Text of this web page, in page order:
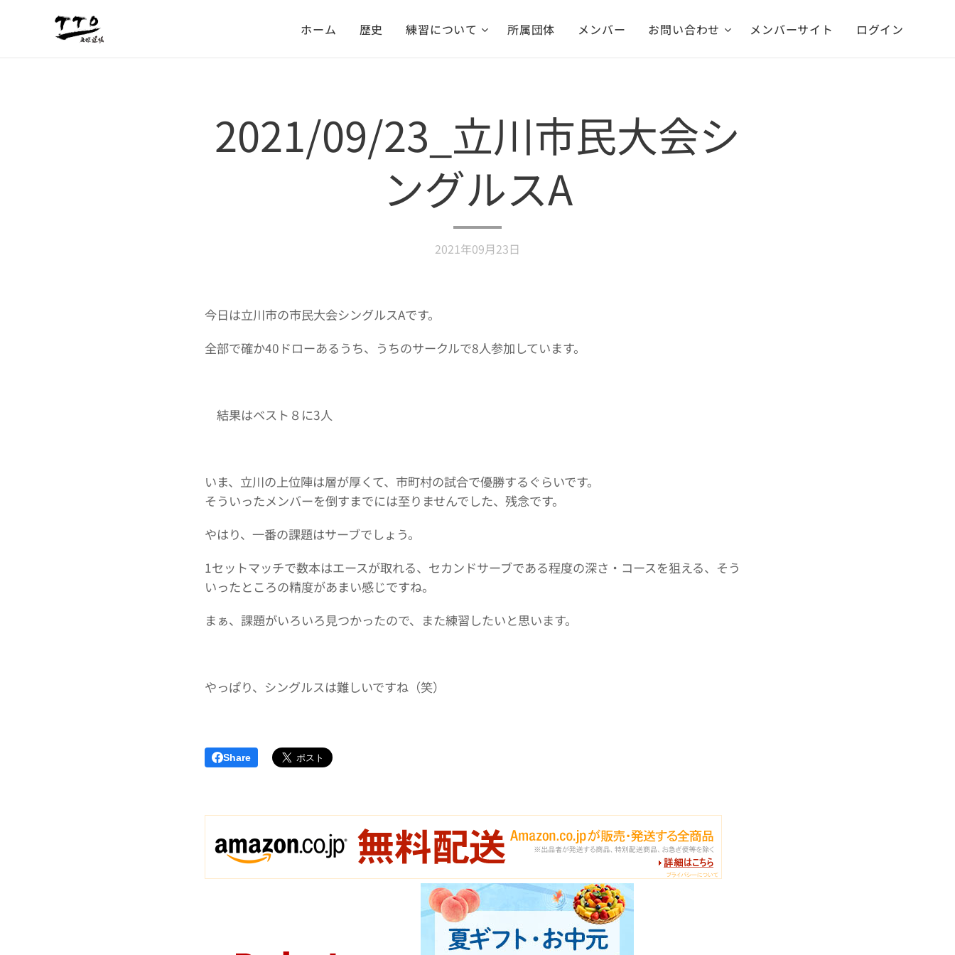
ホーム 歴史 練習について 所属団体 メンバー お問い合わせ メンバーサイト ログイン
2021/09/23_立川市民大会シ
ングルスA
2021年09月23日
今日は立川市の市民大会シングルスAです。
全部で確か40ドローあるうち、うちのサークルで8人参加しています。
結果はベスト８に3人
いま、立川の上位陣は層が厚くて、市町村の試合で優勝するぐらいです。
そういったメンバーを倒すまでには至りませんでした、残念です。
やはり、一番の課題はサーブでしょう。
1セットマッチで数本はエースが取れる、セカンドサーブである程度の深さ・コースを狙える、そう
いったところの精度があまい感じですね。
まぁ、課題がいろいろ見つかったので、また練習したいと思います。
やっぱり、シングルスは難しいですね（笑）
Share